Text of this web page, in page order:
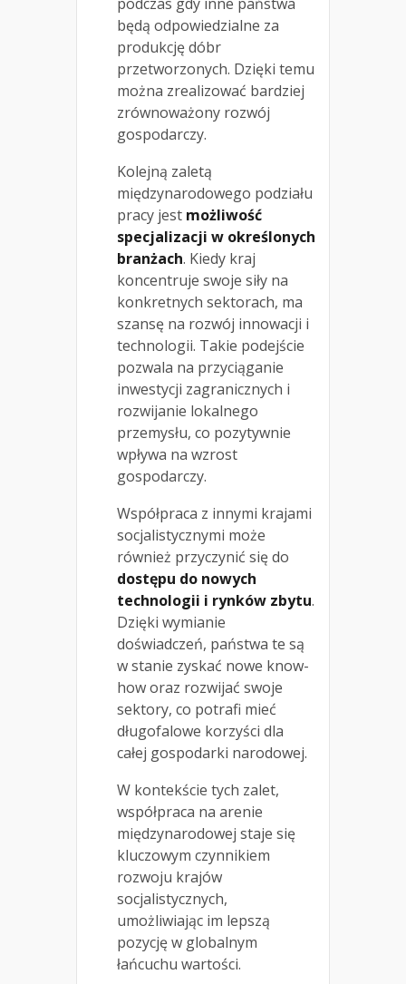
będą odpowiedzialne za
produkcję dóbr
przetworzonych. Dzięki temu
można zrealizować bardziej
zrównoważony rozwój
gospodarczy.
Kolejną zaletą
międzynarodowego podziału
pracy jest możliwość
specjalizacji w określonych
branżach. Kiedy kraj
koncentruje swoje siły na
konkretnych sektorach, ma
szansę na rozwój innowacji i
technologii. Takie podejście
pozwala na przyciąganie
inwestycji zagranicznych i
rozwijanie lokalnego
przemysłu, co pozytywnie
wpływa na wzrost
gospodarczy.
Współpraca z innymi krajami
socjalistycznymi może
również przyczynić się do
dostępu do nowych
technologii i rynków zbytu.
Dzięki wymianie
doświadczeń, państwa te są
w stanie zyskać nowe know-
how oraz rozwijać swoje
sektory, co potrafi mieć
długofalowe korzyści dla
całej gospodarki narodowej.
W kontekście tych zalet,
współpraca na arenie
międzynarodowej staje się
kluczowym czynnikiem
rozwoju krajów
socjalistycznych,
umożliwiając im lepszą
pozycję w globalnym
łańcuchu wartości.